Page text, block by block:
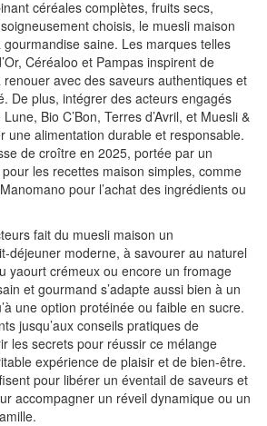
céréales complètes, fruits secs,
choisis, le muesli maison
saine. Les marques telles
Céréaloo et Pampas inspirent de
avec des saveurs authentiques et
De plus, intégrer des acteurs engagés
Bio C’Bon, Terres d’Avril, et Muesli &
une alimentation durable et responsable.
de croître en 2025, portée par un
les recettes maison simples, comme
pour l’achat des ingrédients ou
fait du muesli maison un
déjeuner moderne, à savourer au naturel
yaourt crémeux ou encore un fromage
et gourmand s’adapte aussi bien à un
une option protéinée ou faible en sucre.
jusqu’aux conseils pratiques de
les secrets pour réussir ce mélange
expérience de plaisir et de bien-être.
pour libérer un éventail de saveurs et
accompagner un réveil dynamique ou un